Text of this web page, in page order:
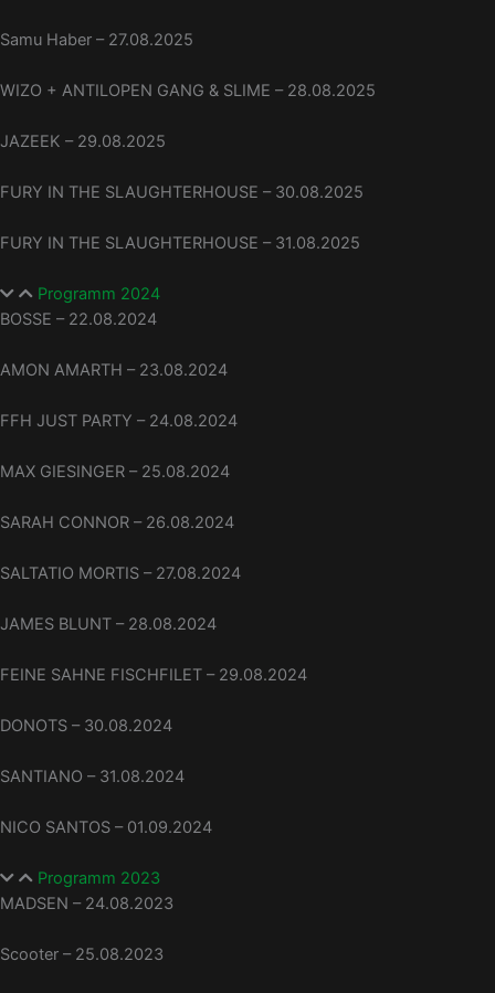
Samu Haber – 27.08.2025
WIZO + ANTILOPEN GANG & SLIME – 28.08.2025
JAZEEK – 29.08.2025
FURY IN THE SLAUGHTERHOUSE – 30.08.2025
FURY IN THE SLAUGHTERHOUSE – 31.08.2025
Programm 2024
BOSSE – 22.08.2024
AMON AMARTH – 23.08.2024
FFH JUST PARTY – 24.08.2024
MAX GIESINGER – 25.08.2024
SARAH CONNOR – 26.08.2024
SALTATIO MORTIS – 27.08.2024
JAMES BLUNT – 28.08.2024
FEINE SAHNE FISCHFILET – 29.08.2024
DONOTS – 30.08.2024
SANTIANO – 31.08.2024
NICO SANTOS – 01.09.2024
Programm 2023
MADSEN – 24.08.2023
Scooter – 25.08.2023